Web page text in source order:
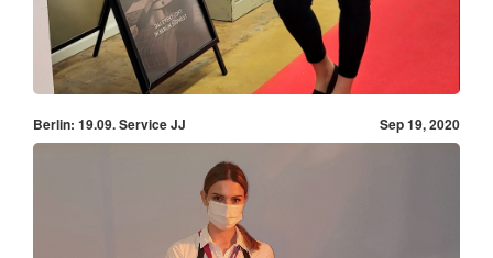
Berlin: 19.09. Service JJ Sep 19, 2020